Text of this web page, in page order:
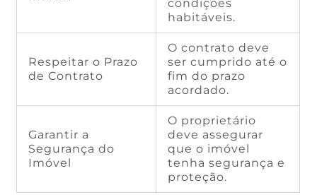
condições
habitáveis.
Respeitar o Prazo
de Contrato
O contrato deve
ser cumprido até o
fim do prazo
acordado.
Garantir a
Segurança do
Imóvel
O proprietário
deve assegurar
que o imóvel
tenha segurança e
proteção.